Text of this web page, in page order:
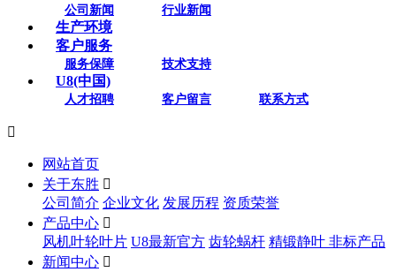
公司新闻 行业新闻
生产环境
客户服务
服务保障 技术支持
U8(中国)
人才招聘 客户留言 联系方式

网站首页
关于东胜 
公司简介 企业文化 发展历程 资质荣誉
产品中心 
风机叶轮叶片 U8最新官方 齿轮蜗杆 精锻静叶 非标产品
新闻中心 